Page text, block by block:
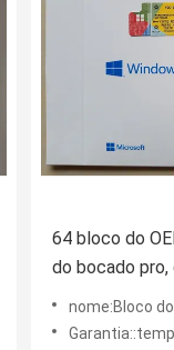
64 bloco do
do bocado
Oem de
língua
nome:Bloco do